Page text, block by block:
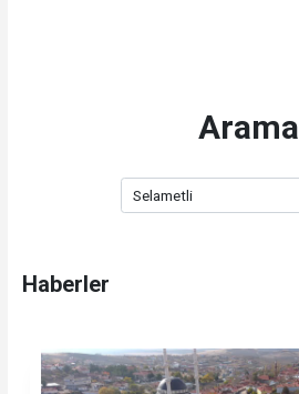
Arama
Haberler